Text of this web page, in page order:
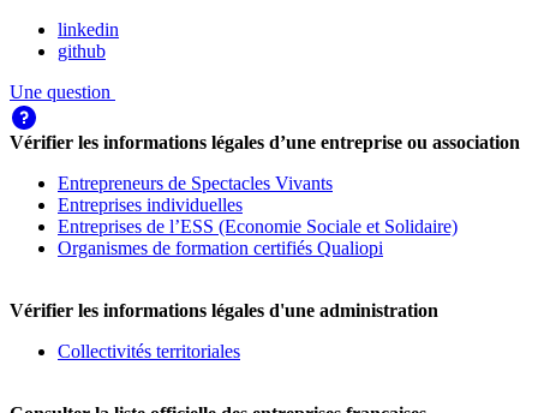
linkedin
github
Une question
Vérifier les informations légales d’une entreprise ou association
Entrepreneurs de Spectacles Vivants
Entreprises individuelles
Entreprises de l’ESS (Economie Sociale et Solidaire)
Organismes de formation certifiés Qualiopi
Vérifier les informations légales d'une administration
Collectivités territoriales